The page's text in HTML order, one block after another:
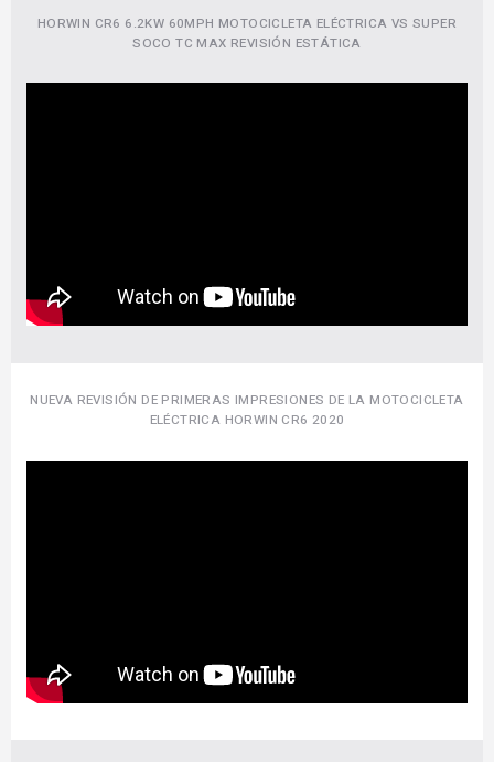
HORWIN CR6 6.2KW 60MPH MOTOCICLETA ELÉCTRICA VS SUPER
SOCO TC MAX REVISIÓN ESTÁTICA
NUEVA REVISIÓN DE PRIMERAS IMPRESIONES DE LA MOTOCICLETA
ELÉCTRICA HORWIN CR6 2020